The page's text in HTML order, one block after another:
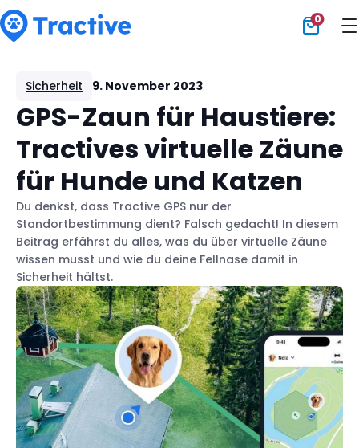
0
Sicherheit 9. November 2023
GPS-Zaun für Haustiere:
Tractives virtuelle Zäune
für Hunde und Katzen
Du denkst, dass Tractive GPS nur der
Standortbestimmung dient? Falsch gedacht! In diesem
Beitrag erfährst du alles, was du über virtuelle Zäune
wissen musst und wie du deine Fellnase damit in
Sicherheit hältst.